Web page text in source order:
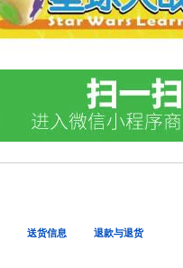
送货信息 退款与退货